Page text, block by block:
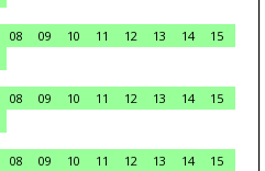
08 09 10 11 12 13 14
15
08 09 10 11 12 13 14
15
08 09 10 11 12 13 14
15